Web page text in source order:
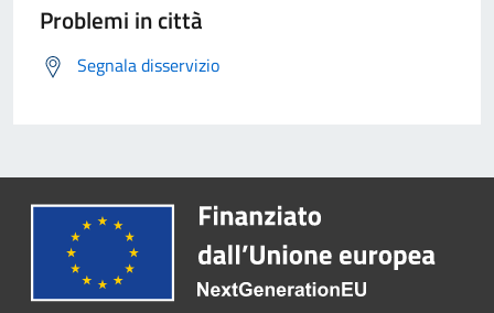
Problemi in città
Segnala disservizio